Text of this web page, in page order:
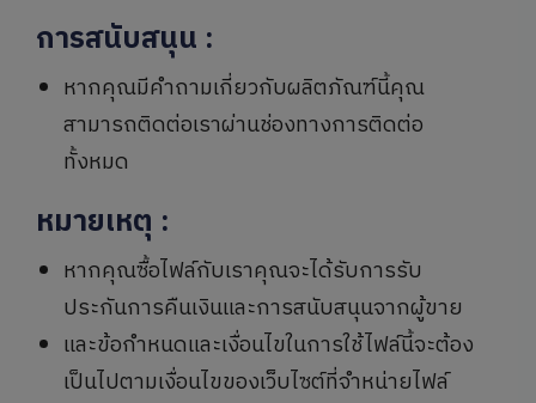
การสนับสนุน :
หากคุณมีคำถามเกี่ยวกับผลิตภัณฑ์นี้คุณ
สามารถติดต่อเราผ่านช่องทางการติดต่อ
ทั้งหมด
หมายเหตุ :
หากคุณซื้อไฟล์กับเราคุณจะได้รับการรับ
ประกันการคืนเงินและการสนับสนุนจากผู้ขาย
และข้อกำหนดและเงื่อนไขในการใช้ไฟล์นี้จะต้อง
เป็นไปตามเงื่อนไขของเว็บไซต์ที่จำหน่ายไฟล์